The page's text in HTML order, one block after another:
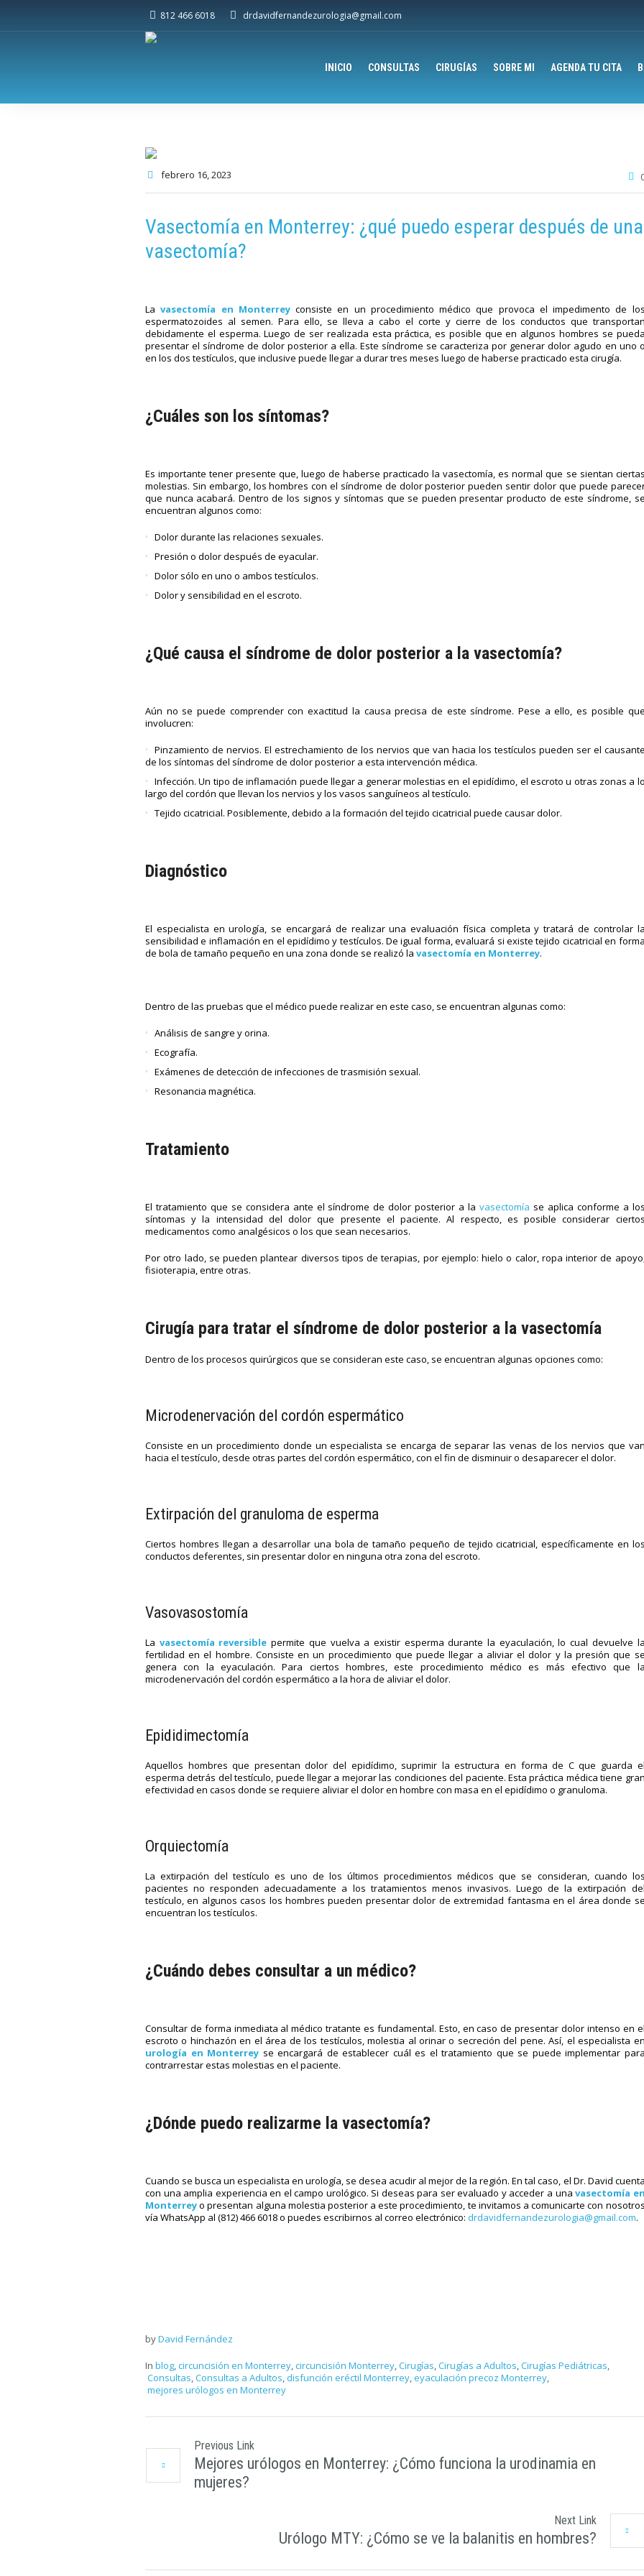
812 466 6018 drdavidfernandezurologia@gmail.com
INICIO CONSULTAS CIRUGÍAS SOBRE MI AGENDA TU CITA
febrero 16, 2023
Vasectomía en Monterrey: ¿qué puedo esperar después de una
vasectomía?
Lavasectomía en Monterreyconsiste en un procedimiento médico que provoca el impedimento de los
espermatozoides al semen. Para ello, se lleva a cabo el corte y cierre de los conductos que transportan
debidamente el esperma. Luego de ser realizada esta práctica, es posible que en algunos hombres se pueda
presentar el síndrome de dolor posterior a ella. Este síndrome se caracteriza por generar dolor agudo en uno o
en los dos testículos, que inclusive puede llegar a durar tres meses luego de haberse practicado esta cirugía.
¿Cuáles son los síntomas?
Es importante tener presente que, luego de haberse practicado la vasectomía, es normal que se sientan ciertas
molestias. Sin embargo, los hombres con el síndrome de dolor posterior pueden sentir dolor que puede
que nunca acabará. Dentro de los signos y síntomas que se pueden presentar producto de este síndrome, se
encuentran algunos como:
Dolor durante las relaciones sexuales.
Presión o dolor después de eyacular.
Dolor sólo en uno o ambos testículos.
Dolor y sensibilidad en el escroto.
¿Qué causa el síndrome de dolor posterior a la vasectomía?
Aún no se puede comprender con exactitud la causa precisa de este síndrome. Pese a ello, es posible que
involucren:
Pinzamiento de nervios. El estrechamiento de los nervios que van hacia los testículos pueden ser el causante
de los síntomas del síndrome de dolor posterior a esta intervención médica.
Infección. Un tipo de inflamación puede llegar a generar molestias en el epidídimo, el escroto u otras zonas a lo
largo del cordón que llevan los nervios y los vasos sanguíneos al testículo.
Tejido cicatricial. Posiblemente, debido a la formación del tejido cicatricial puede causar dolor.
Diagnóstico
El especialista en urología, se encargará de realizar una evaluación física completa y tratará de controlar la
sensibilidad e inflamación en el epidídimo y testículos. De igual forma, evaluará si existe tejido cicatricial en forma
de bola de tamaño pequeño en una zona donde se realizó la vasectomía en Monterrey.
Dentro de las pruebas que el médico puede realizar en este caso, se encuentran algunas como:
Análisis de sangre y orina.
Ecografía.
Exámenes de detección de infecciones de trasmisión sexual.
Resonancia magnética.
Tratamiento
El tratamiento que se considera ante el síndrome de dolor posterior a la vasectomía se aplica conforme a los
síntomas y la intensidad del dolor que presente el paciente. Al respecto, es posible considerar ciertos
medicamentos como analgésicos o los que sean necesarios.
Por otro lado, se pueden plantear diversos tipos de terapias, por ejemplo: hielo o calor, ropa interior de
fisioterapia, entre otras.
Cirugía para tratar el síndrome de dolor posterior a la vasectomía
Dentro de los procesos quirúrgicos que se consideran este caso, se encuentran algunas opciones como:
Microdenervación del cordón espermático
Consiste en un procedimiento donde un especialista se encarga de separar las venas de los nervios que van
hacia el testículo, desde otras partes del cordón espermático, con el fin de disminuir o desaparecer el dolor.
Extirpación del granuloma de esperma
Ciertos hombres llegan a desarrollar una bola de tamaño pequeño de tejido cicatricial, específicamente en los
conductos deferentes, sin presentar dolor en ninguna otra zona del escroto.
Vasovasostomía
La vasectomía reversible permite que vuelva a existir esperma durante la eyaculación, lo cual devuelve la
fertilidad en el hombre. Consiste en un procedimiento que puede llegar a aliviar el dolor y la presión que se
genera con la eyaculación. Para ciertos hombres, este procedimiento médico es más efectivo que la
microdenervación del cordón espermático a la hora de aliviar el dolor.
Epididimectomía
Aquellos hombres que presentan dolor del epidídimo, suprimir la estructura en forma de C que guarda el
esperma detrás del testículo, puede llegar a mejorar las condiciones del paciente. Esta práctica médica tiene gran
efectividad en casos donde se requiere aliviar el dolor en hombre con masa en el epidídimo o granuloma.
Orquiectomía
La extirpación del testículo es uno de los últimos procedimientos médicos que se consideran, cuando los
pacientes no responden adecuadamente a los tratamientos menos invasivos. Luego de la extirpación del
testículo, en algunos casos los hombres pueden presentar dolor de extremidad fantasma en el área donde se
encuentran los testículos.
¿Cuándo debes consultar a un médico?
Consultar de forma inmediata al médico tratante es fundamental. Esto, en caso de presentar dolor intenso en el
escroto o hinchazón en el área de los testículos, molestia al orinar o secreción del pene. Así, el especialista en
urología en Monterrey se encargará de establecer cuál es el tratamiento que se puede implementar para
contrarrestar estas molestias en el paciente.
¿Dónde puedo realizarme la vasectomía?
Cuando se busca un especialista en urología, se desea acudir al mejor de la región. En tal caso, el Dr. David cuenta
con una amplia experiencia en el campo urológico. Si deseas para ser evaluado y acceder a unavasectomía en
Monterreyo presentan alguna molestia posterior a este procedimiento, te invitamos a comunicarte con nosotros
vía WhatsApp al (812) 466 6018 o puedes escribirnos al correo electrónico: drdavidfernandezurologia@gmail.com.
byDavid Fernández
In blog,circuncisión en Monterrey,circuncisión Monterrey,Cirugías,Cirugías a Adultos,Cirugías Pediátricas,
Consultas,Consultas a Adultos,disfunción eréctil Monterrey,eyaculación precoz Monterrey,
mejores urólogos en Monterrey
Previous Link
Mejores urólogos en Monterrey: ¿Cómo funciona la urodinamia en
mujeres?
Next Link
Urólogo MTY: ¿Cómo se ve la balanitis en hombres?